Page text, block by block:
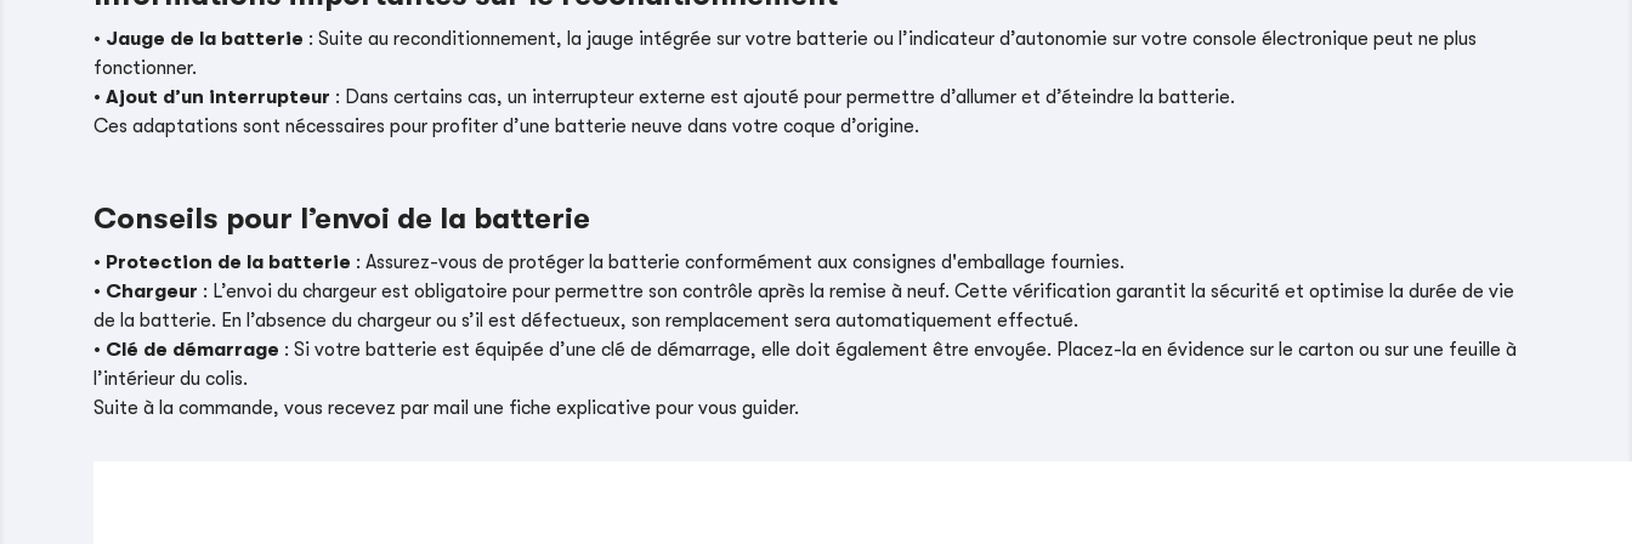
• Jauge de la batterie : Suite au reconditionnement, la jauge intégrée sur votre batterie ou l’indicateur d’autonomie sur votre console électronique peut ne plus
fonctionner.
•Ajout d’un interrupteur : Dans certains cas, un interrupteur externe est ajouté pour permettre d’allumer et d’éteindre la batterie.
Ces adaptations sont nécessaires pour profiter d’une batterie neuve dans votre coque d’origine.
Conseils pour l’envoi de la batterie
• Protection de la batterie : Assurez-vous de protéger la batterie conformément aux consignes d'emballage fournies.
• Chargeur : L’envoi du chargeur est obligatoire pour permettre son contrôle après la remise à neuf. Cette vérification garantit la sécurité et optimise la durée de vie
de la batterie. En l’absence du chargeur ou s’il est défectueux, son remplacement sera automatiquement effectué.
• Clé de démarrage : Si votre batterie est équipée d’une clé de démarrage, elle doit également être envoyée. Placez-la en évidence sur le carton ou sur une feuille à
l’intérieur du colis.
Suite à la commande, vous recevez par mail une fiche explicative pour vous guider.